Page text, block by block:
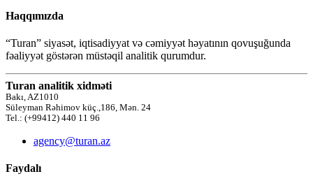
Haqqımızda
“Turan” siyasət, iqtisadiyyat və cəmiyyət həyatının qovuşuğunda
fəaliyyət göstərən müstəqil analitik qurumdur.
Turan analitik xidməti
Bakı, AZ1010
Süleyman Rəhimov küç.,186, Mən. 24
Tel.: (+99412) 440 11 96
agency@turan.az
Faydalı